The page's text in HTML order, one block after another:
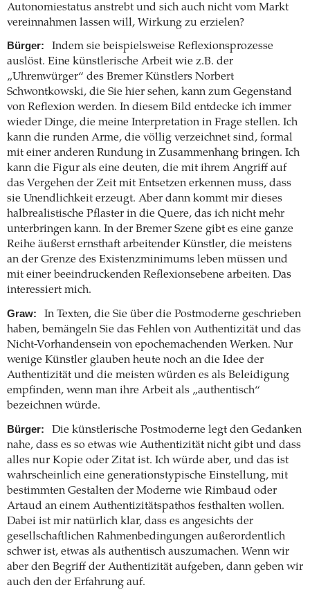
Autonomiestatus anstrebt und sich auch nicht vom Markt
vereinnahmen lassen will, Wirkung zu erzielen?
Bürger:
Indem sie beispielsweise Reflexionsprozesse
auslöst. Eine künstlerische Arbeit wie z.B. der
„Uhrenwürger“ des Bremer Künstlers Norbert
Schwontkowski, die Sie hier sehen, kann zum Gegenstand
von Reflexion werden. In diesem Bild entdecke ich immer
wieder Dinge, die meine Interpretation in Frage stellen. Ich
kann die runden Arme, die völlig verzeichnet sind, formal
mit einer anderen Rundung in Zusammenhang bringen. Ich
kann die Figur als eine deuten, die mit ihrem Angriff auf
das Vergehen der Zeit mit Entsetzen erkennen muss, dass
sie Unendlichkeit erzeugt. Aber dann kommt mir dieses
halbrealistische Pflaster in die Quere, das ich nicht mehr
unterbringen kann. In der Bremer Szene gibt es eine ganze
Reihe äußerst ernsthaft arbeitender Künstler, die meistens
an der Grenze des Existenzminimums leben müssen und
mit einer beeindruckenden Reflexionsebene arbeiten. Das
interessiert mich.
Graw:
In Texten, die Sie über die Postmoderne geschrieben
haben, bemängeln Sie das Fehlen von Authentizität und das
Nicht-Vorhandensein von epochemachenden Werken. Nur
wenige Künstler glauben heute noch an die Idee der
Authentizität und die meisten würden es als Beleidigung
empfinden, wenn man ihre Arbeit als „authentisch“
bezeichnen würde.
Bürger:
Die künstlerische Postmoderne legt den Gedanken
nahe, dass es so etwas wie Authentizität nicht gibt und dass
alles nur Kopie oder Zitat ist. Ich würde aber, und das ist
wahrscheinlich eine generationstypische Einstellung, mit
bestimmten Gestalten der Moderne wie Rimbaud oder
Artaud an einem Authentizitätspathos festhalten wollen.
Dabei ist mir natürlich klar, dass es angesichts der
gesellschaftlichen Rahmenbedingungen außerordentlich
schwer ist, etwas als authentisch auszumachen. Wenn wir
aber den Begriff der Authentizität aufgeben, dann geben wir
auch den der Erfahrung auf.